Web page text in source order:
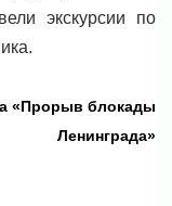
экскурсии по
«Прорыв блокады
Ленинграда»